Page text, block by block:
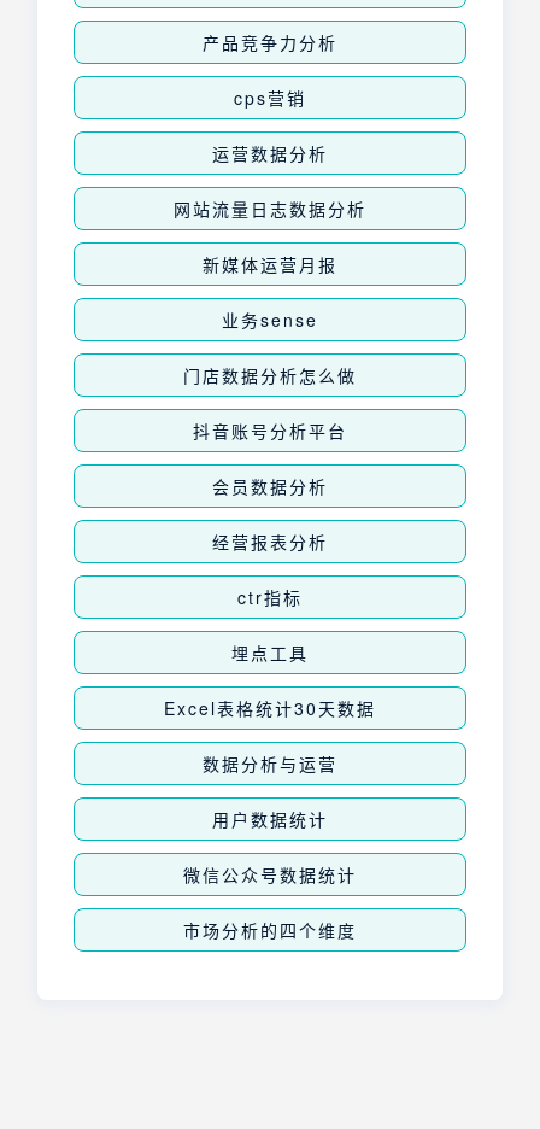
产品竞争力分析
cps营销
运营数据分析
网站流量日志数据分析
新媒体运营月报
业务sense
门店数据分析怎么做
抖音账号分析平台
会员数据分析
经营报表分析
ctr指标
埋点工具
Excel表格统计30天数据
数据分析与运营
用户数据统计
微信公众号数据统计
市场分析的四个维度